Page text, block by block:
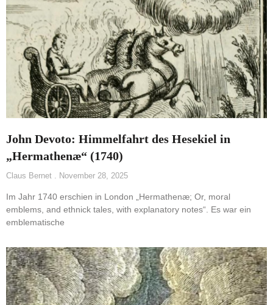
John Devoto: Himmelfahrt des Hesekiel in
„Hermathenæ“ (1740)
Claus Bernet November 28, 2025
Im Jahr 1740 erschien in London „Hermathenæ; Or, moral
emblems, and ethnick tales, with explanatory notes“. Es war ein
emblematische